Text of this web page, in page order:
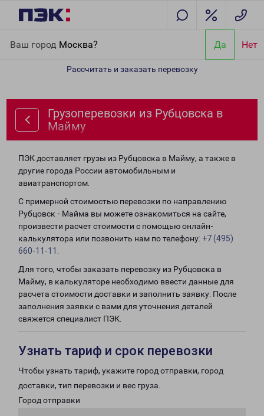
Ваш город Москва? Да Нет
Рассчитать и заказать перевозку
Грузоперевозки из Рубцовска в
Майму
ПЭК доставляет грузы из Рубцовска в Майму, а также в
другие города России автомобильным и
авиатранспортом.
С примерной стоимостью перевозки по направлению
Рубцовск - Майма вы можете ознакомиться на сайте,
произвести расчет стоимости с помощью онлайн-
калькулятора или позвонить нам по телефону: +7 (495)
660-11-11
Для того, чтобы заказать перевозку из Рубцовска в
Майму, в калькуляторе необходимо ввести данные для
расчета стоимости доставки и заполнить заявку. После
заполнения заявки с вами для уточнения деталей
свяжется специалист ПЭК.
Узнать тариф и срок перевозки
Чтобы узнать тариф, укажите город отправки, город
доставки, тип перевозки и вес груза.
Город отправки